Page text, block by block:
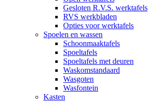
Gesloten R.V.S. werktafels
RVS werkbladen
Opties voor werktafels
Spoelen en wassen
Schoonmaaktafels
Spoeltafels
Spoeltafels met deuren
Waskomstandaard
Wasgoten
Wasfontein
Kasten